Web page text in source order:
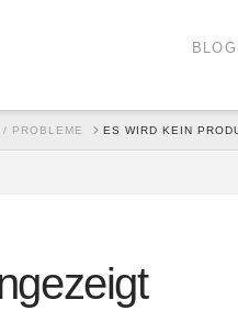
BLOG
PROBLEME ES WIRD KEIN